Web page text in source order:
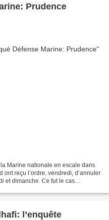
Prudence
Marine nationale en escale dans
reçu l’ordre, vendredi, d’annuler
et dimanche. Ce fut le cas
l’enquête